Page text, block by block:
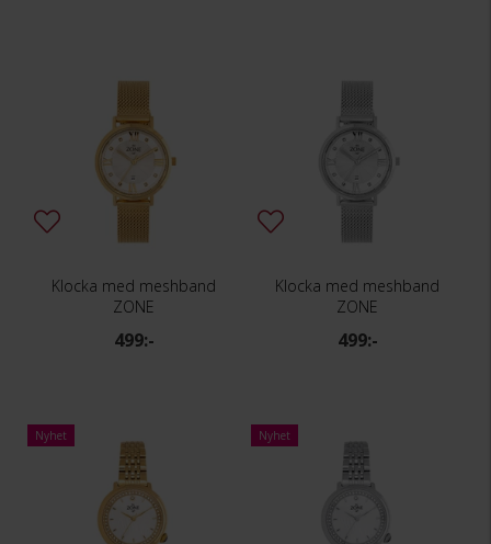
Klocka med meshband
ZONE
499:-
Klocka med meshband
ZONE
499:-
Nyhet Nyhet